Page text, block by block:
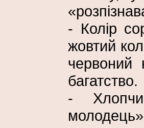
- Колір
жовтий
червоний
багатство.
-